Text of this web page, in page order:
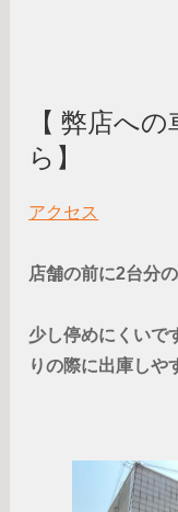
【 弊店へ
ら】
アクセス
店舗の前に2台分
少し停めにくいで
りの際に出庫しや